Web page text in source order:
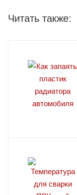
Читать также: